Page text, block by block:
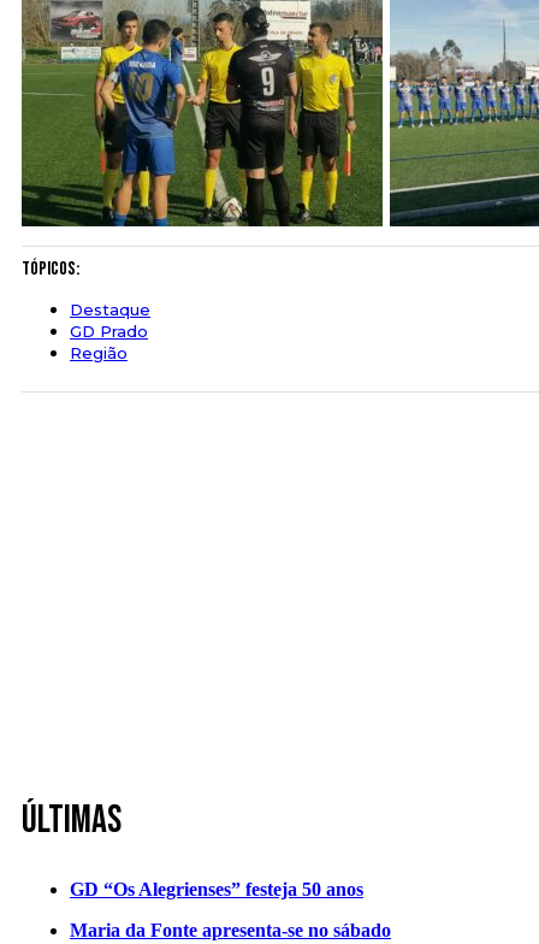
Tópicos:
Destaque
GD Prado
Região
Últimas
GD “Os Alegrienses” festeja 50 anos
Maria da Fonte apresenta-se no sábado